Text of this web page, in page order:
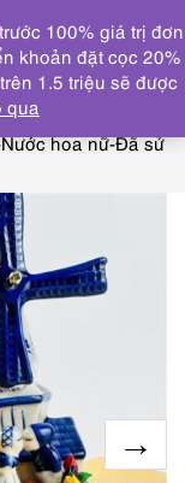
DANH MỤC
SAINT
YVES SAINT
hoa nữ-Đã sử
100% giá trị đơn
khoản đặt cọc 20%
1.5 triệu sẽ được
qua